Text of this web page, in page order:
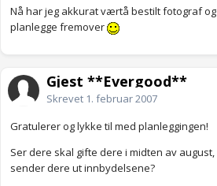
Nå har jeg akkurat værtå bestilt fotograf
planlegge fremover
Gjest **Evergood**
Skrevet 1. februar 2007
Gratulerer og lykke til med planleggingen!
Ser dere skal gifte dere i midten av
sender dere ut innbydelsene?